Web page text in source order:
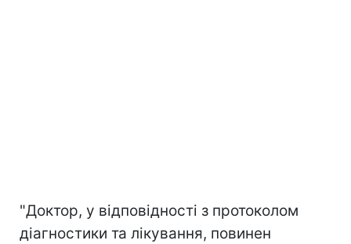
"Доктор, у відповідності з протоколом
діагностики та лікування, повинен